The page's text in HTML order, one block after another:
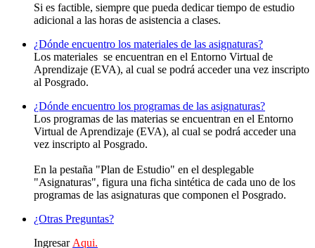
Si es factible, siempre que pueda dedicar tiempo de estudio
adicional a las horas de asistencia a clases.
¿Dónde encuentro los materiales de las asignaturas?
Los materiales se encuentran en el Entorno Virtual de
Aprendizaje (EVA), al cual se podrá acceder una vez inscripto
al Posgrado.
¿Dónde encuentro los programas de las asignaturas?
Los programas de las materias se encuentran en el Entorno
Virtual de Aprendizaje (EVA), al cual se podrá acceder una
vez inscripto al Posgrado.
En la pestaña "Plan de Estudio" en el desplegable
"Asignaturas", figura una ficha sintética de cada uno de los
programas de las asignaturas que componen el Posgrado.
¿Otras Preguntas?
Ingresar Aqui.